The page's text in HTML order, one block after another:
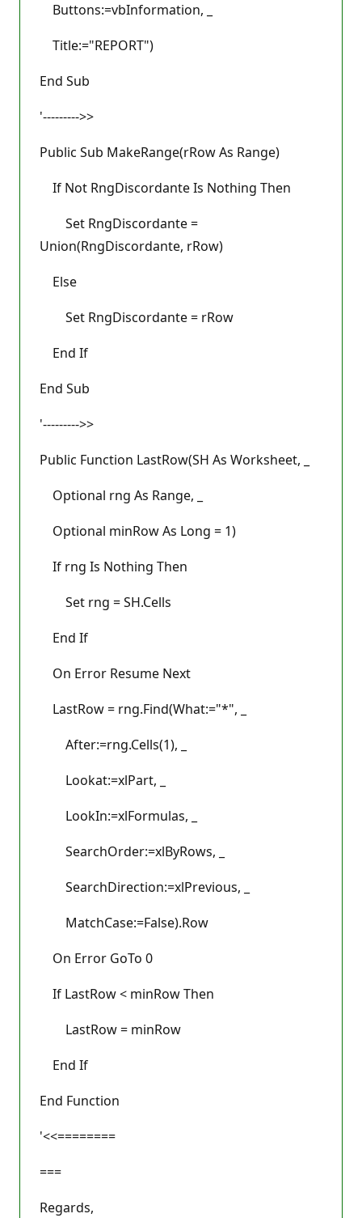
Buttons:=vbInformation, _
Title:="REPORT")
End Sub
'--------->>
Public Sub MakeRange(rRow As Range)
If Not RngDiscordante Is Nothing Then
Set RngDiscordante =
Union(RngDiscordante, rRow)
Else
Set RngDiscordante = rRow
End If
End Sub
'--------->>
Public Function LastRow(SH As Worksheet, _
Optional rng As Range, _
Optional minRow As Long = 1)
If rng Is Nothing Then
Set rng = SH.Cells
End If
On Error Resume Next
LastRow = rng.Find(What:="*", _
After:=rng.Cells(1), _
Lookat:=xlPart, _
LookIn:=xlFormulas, _
SearchOrder:=xlByRows, _
SearchDirection:=xlPrevious, _
MatchCase:=False).Row
On Error GoTo 0
If LastRow < minRow Then
LastRow = minRow
End If
End Function
'<<========
===
Regards,